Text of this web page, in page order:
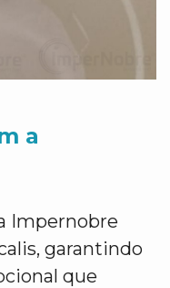
a
Impernobre
garantindo
que